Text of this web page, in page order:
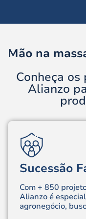
Mão na
Conheça
Alianzo
Sucessão
Com + 850
Alianzo é
agronegócio,